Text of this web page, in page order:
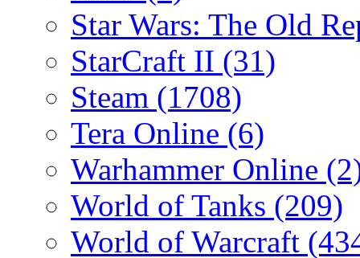
Star Wars: The Old
StarCraft II (31)
Steam (1708)
Tera Online (6)
Warhammer Online
World of Tanks (209)
World of Warcraft